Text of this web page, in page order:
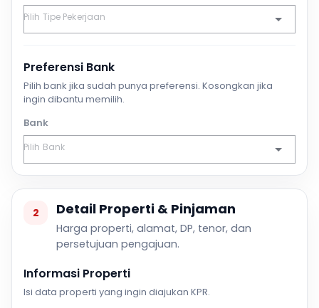
Preferensi Bank
Pilih bank jika sudah punya preferensi. Kosongkan jika
ingin dibantu memilih.
Bank
2 Detail Properti & Pinjaman
Harga properti, alamat, DP, tenor, dan
persetujuan pengajuan.
Informasi Properti
Isi data properti yang ingin diajukan KPR.